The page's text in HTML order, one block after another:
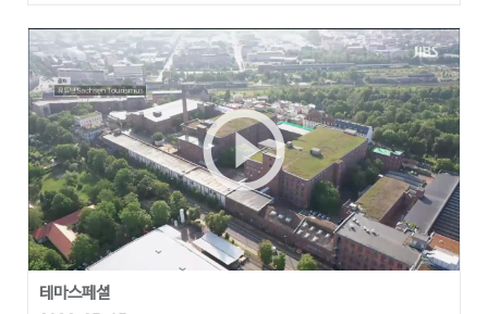
play_circle_outline
테마스페셜